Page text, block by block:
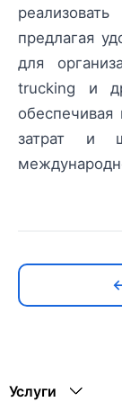
предлагая
для
trucking и
затрат и
Услуги